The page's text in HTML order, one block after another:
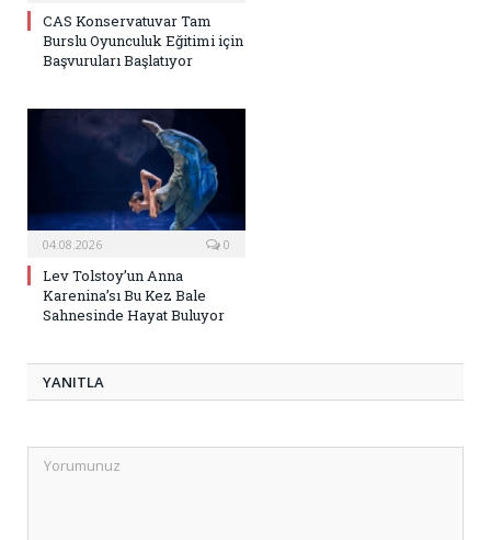
CAS Konservatuvar Tam
Burslu Oyunculuk Eğitimi için
Başvuruları Başlatıyor
04.08.2026 0
Lev Tolstoy’un Anna
Karenina’sı Bu Kez Bale
Sahnesinde Hayat Buluyor
YANITLA